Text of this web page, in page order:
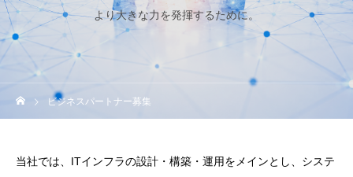
より大きな力を発揮するために。
ビジネスパートナー募集
当社では、ITインフラの設計・構築・運用をメインとし、システ